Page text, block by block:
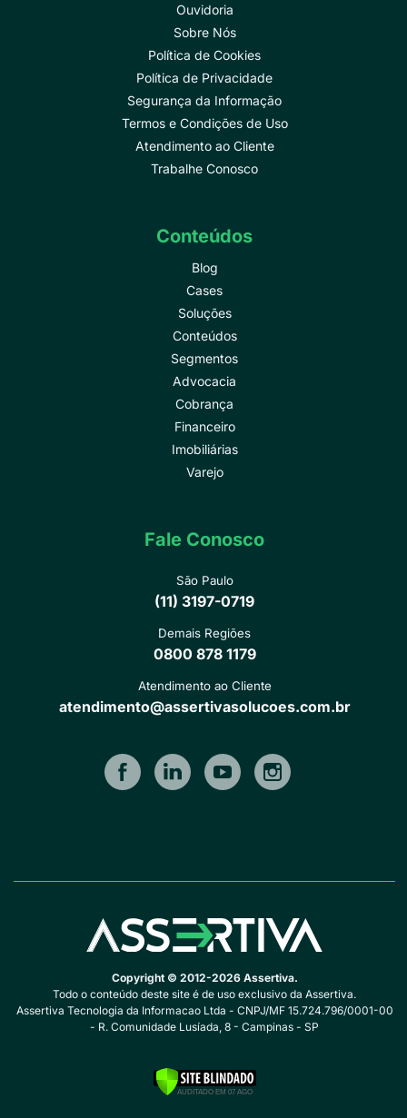
Ouvidoria
Sobre Nós
Política de Cookies
Política de Privacidade
Segurança da Informação
Termos e Condições de Uso
Atendimento ao Cliente
Trabalhe Conosco
Conteúdos
Blog
Cases
Soluções
Conteúdos
Segmentos
Advocacia
Cobrança
Financeiro
Imobiliárias
Varejo
Fale Conosco
São Paulo
(11) 3197-0719
Demais Regiões
0800 878 1179
Atendimento ao Cliente
atendimento@assertivasolucoes.com.br
Copyright © 2012-2026 Assertiva.
Todo o conteúdo deste site é de uso exclusivo da Assertiva.
Assertiva Tecnologia da Informacao Ltda - CNPJ/MF 15.724.796/0001-00
- R. Comunidade Lusíada, 8 - Campinas - SP